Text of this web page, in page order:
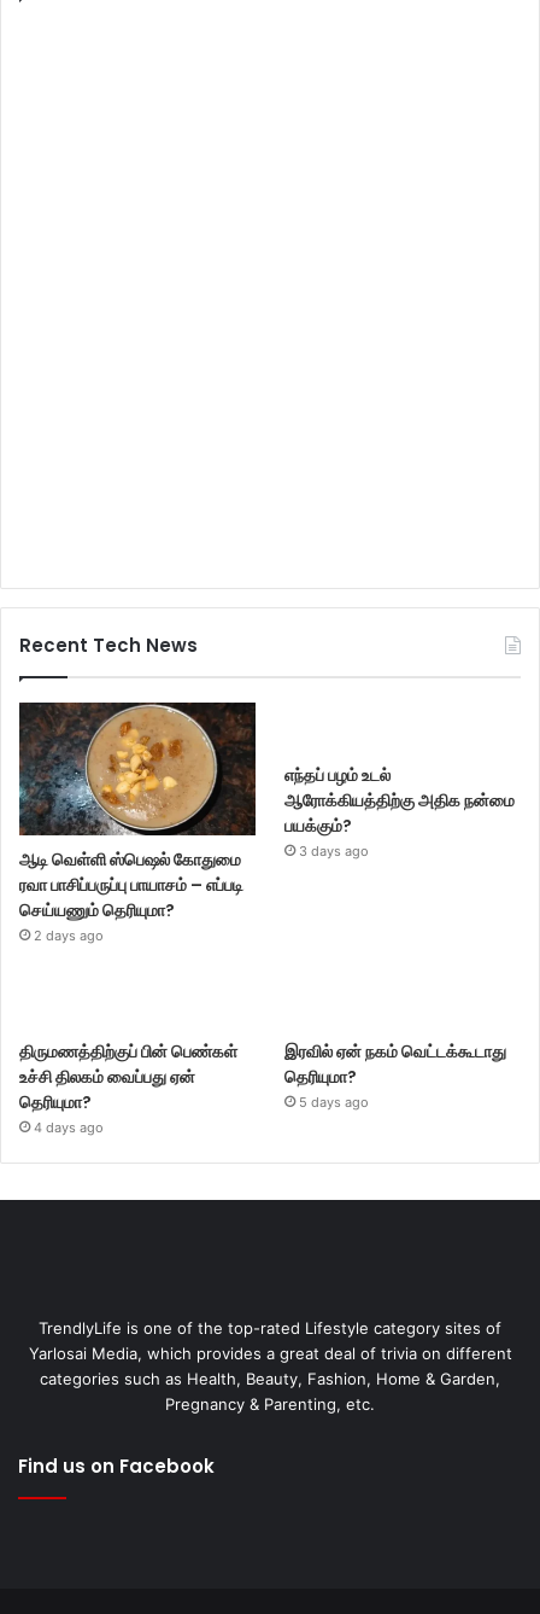
Recent Tech News
ஆடி வெள்ளி ஸ்பெஷல் கோதுமை
ரவா பாசிப்பருப்பு பாயாசம் – எப்படி
செய்யணும் தெரியுமா?
2 days ago
எந்தப் பழம் உடல்
ஆரோக்கியத்திற்கு அதிக நன்மை
பயக்கும்?
3 days ago
திருமணத்திற்குப் பின் பெண்கள்
உச்சி திலகம் வைப்பது ஏன்
தெரியுமா?
4 days ago
இரவில் ஏன் நகம் வெட்டக்கூடாது
தெரியுமா?
5 days ago
TrendlyLife is one of the top-rated Lifestyle category sites of
Yarlosai Media, which provides a great deal of trivia on different
categories such as Health, Beauty, Fashion, Home & Garden,
Pregnancy & Parenting, etc.
Find us on Facebook